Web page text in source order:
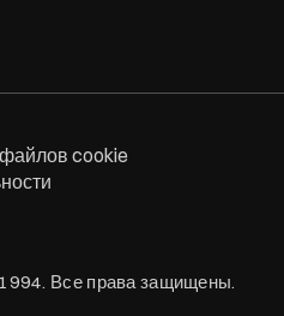
Все права защищены.
cookie